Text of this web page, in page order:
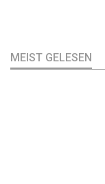
MEIST GELESEN